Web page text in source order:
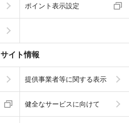
ポイント表示設定
サイト情報
提供事業者等に関する表示
健全なサービスに向けて